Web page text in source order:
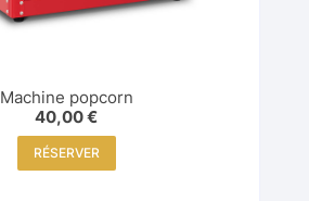
Machine popcorn
40,00€
RÉSERVER